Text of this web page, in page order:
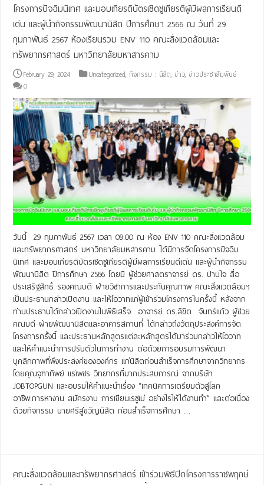
โครงการปัจฉิมนิเทศ และมอบเกียรติบัตรเชิดชูเกียรติผู้มีผลการเรียนดี
เด่น และผู้นำกิจกรรมพัฒนานิสิต ปีการศึกษา 2566 ณ วันที่ 29
กุมภาพันธ์ 2567 ห้องเรียนรวม ENV 110 คณะสิ่งแวดล้อมและ
ทรัพยากรศาสตร์ มหาวิทยาลัยมหาสารคาม
February 29, 2024 Uncategorized,กิจกรรม : นิสิต,ข่าว,ข่าวประชาสัมพันธ์
0
วันนี้ 29 กุมภาพันธ์ 2567 เวลา 09.00 ณ ห้อง ENV 110 คณะสิ่งแวดล้อม
และทรัพยากรศาสตร์ มหาวิทยาลัยมหสารคาม ได้มีการจัดโครงการปัจฉิม
นิเทศ และมอบเกียรติบัตรเชิดชูเกียรติผู้มีผลการเรียนดีเด่น และผู้นำกิจกรรม
พัฒนานิสิต ปีการศึกษา 2566 โดยมี ผู้ช่วยศาสตราจารย์ ดร. ปานใจ สื่อ
ประเสริฐสิทธิ์ รองคณบดี ฝ่ายวิชาการและประกันคุณภาพ คณะสิ่งแวดล้อมฯ
เป็นประธานกล่าวเปิดงาน และให้โอวาทแก่ผู้เข้าร่วมโครงการในครั้งนี้ หลังจาก
ท่านประธานได้กล่าวเปิดงานในพิธีเสร็จ อาจารย์ ดร.ลิขิต จันทร์แก้ว ผู้ช่วย
คณบดี ฝ่ายพัฒนานิสิตและอาคารสถานที่ ได้กล่าวถึงวัตถุประสงค์การจัด
โครงการครั้งนี้ และประธานหลักสูตรแต่ละหลักสูตรได้มาร่วมกล่าวให้โอวาท
และให้คำแนะนำการปรับตัวในการทำงาน ต่อด้วยการอบรมการพัฒนา
บุคลิกภาพที่พึงประสงค์ขององค์กร แก่นิสิตก่อนสำเร็จการศึกษาจากวิทยากร
โดยคุณจุฑาทิพย์ แร่เพชร วิทยากรที่มากประสบการณ์ จากบริษัท
JOBTOPGUN และอบรมให้คำแนะนำเรื่อง “เทคนิคการเตรียมตัวสู่โลก
อาชีพ:การหางาน สมัครงาน การเขียนเรซูเม่ อย่างไรให้ได้งานทำ” และต่อเนื่อง
ด้วยกิจกรรม บายศรีสู่ขวัญนิสิต ก่อนสำเร็จการศึกษา …
คณะสิ่งแวดล้อมและทรัพยากรศาสตร์ เข้าร่วมพิธีปิดโครงการราชพฤกษ์